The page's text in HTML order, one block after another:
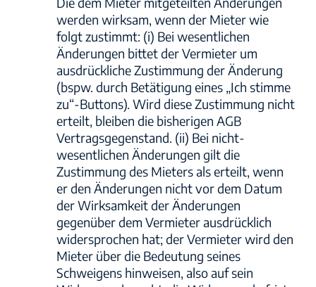
werden wirksam, wenn der Mieter wie
folgt zustimmt: (i) Bei wesentlichen
Änderungen bittet der Vermieter um
ausdrückliche Zustimmung der Änderung
(bspw. durch Betätigung eines „Ich stimme
zu“-Buttons). Wird diese Zustimmung nicht
erteilt, bleiben die bisherigen AGB
Vertragsgegenstand. (ii) Bei nicht-
wesentlichen Änderungen gilt die
Zustimmung des Mieters als erteilt, wenn
er den Änderungen nicht vor dem Datum
der Wirksamkeit der Änderungen
gegenüber dem Vermieter ausdrücklich
widersprochen hat; der Vermieter wird den
Mieter über die Bedeutung seines
Schweigens hinweisen, also auf sein